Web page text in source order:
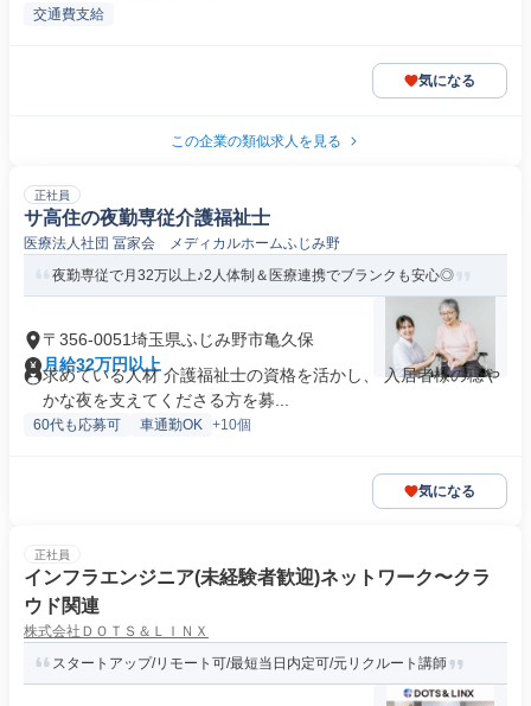
交通費支給
気になる
この企業の類似求人を見る
正社員
サ高住の夜勤専従介護福祉士
医療法人社団 冨家会 メディカルホームふじみ野
夜勤専従で月32万以上♪2人体制＆医療連携でブランクも安心◎
〒356-0051埼玉県ふじみ野市亀久保
月給32万円以上
求めている人材 介護福祉士の資格を活かし、 入居者様の穏や
かな夜を支えてくださる方を募...
60代も応募可 車通勤OK +10個
気になる
正社員
インフラエンジニア(未経験者歓迎)ネットワーク〜クラ
ウド関連
株式会社ＤＯＴＳ＆ＬＩＮＸ
スタートアップ/リモート可/最短当日内定可/元リクルート講師